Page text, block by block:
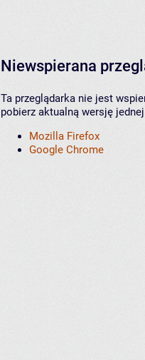
Niewspierana
Ta przeglądarka nie jest
pobierz aktualną wersję
Mozilla Firefox
Google Chrome